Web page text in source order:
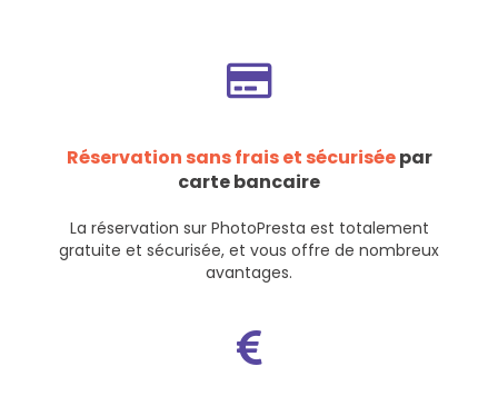
Réservation sans frais et sécuriséepar
carte bancaire
La réservation sur PhotoPresta est totalement
gratuite et sécurisée, et vous offre de nombreux
avantages.